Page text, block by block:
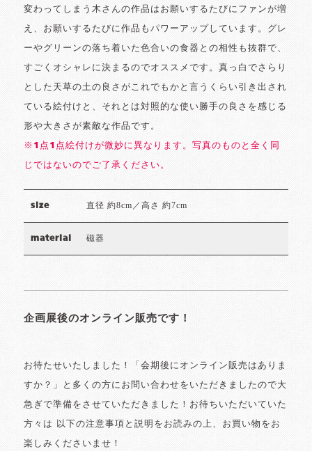
変わってしまう木さんの作品はお願いするたびにファンが増
え、お願いするたびに作品もパワーアップしています。グレ
ーやグリーンの落ち着いた色合いの食器との相性も抜群で、
すごくオシャレに決まるのでオススメです。真っ白でさらり
とした天草の土の良さがこれでもかと言うくらい引き出され
ている絵付けと、それとは対照的な使い勝手の良さを感じる
形や大きさが素敵な作品です。
※1点1点絵付けが微妙に異なります。写真のものと全く同
じではないのでご了承ください。
size 直径 約8cm／高さ 約7cm
material 磁器
企画展後のオンライン販売です！
お待たせいたしました！「会期後にオンライン販売はありま
すか？」と多くの方にお問い合わせをいただきましたので大
急ぎで準備をさせていただきました！お待ちいただいていた
方々は 以下の注意事項と説明をお読みの上、お買い物をお
楽しみくださいませ！